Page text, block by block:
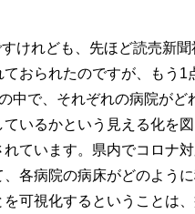
けれども、先ほど読売新
ておられたのですが、もう1
中で、それぞれの病院がど
いるかという見える化を図
れています。県内でコロナ
各病院の病床がどのよう
可視化するということは